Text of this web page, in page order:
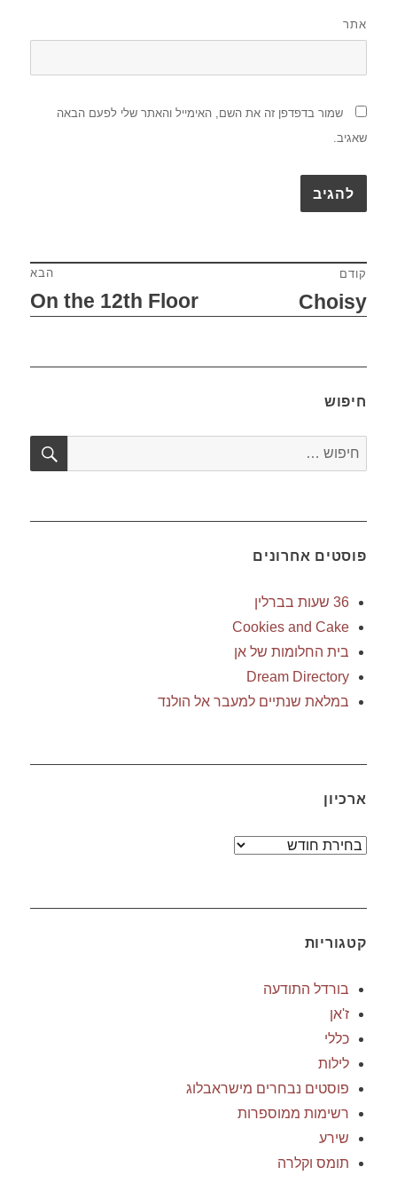
אתר
שמור בדפדפן זה את השם, האימייל והאתר שלי לפעם הבאה
שאגיב.
ניווט
קודם
הפוסט
Choisy
הבא
הפוסט
On the 12th Floor
חיפוש
חפש:
פוסטים אחרונים
36 שעות בברלין
Cookies and Cake
בית החלומות של אן
Dream Directory
במלאת שנתיים למעבר אל הולנד
ארכיון
ארכיון
קטגוריות
בורדל התודעה
ז'אן
כללי
לילות
פוסטים נבחרים מישראבלוג
רשימות ממוספרות
שירע
תומס וקלרה